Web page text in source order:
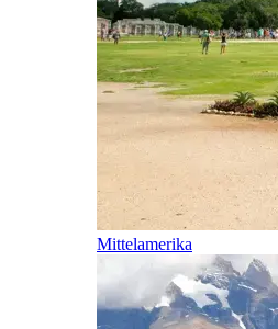
Mittelamerika